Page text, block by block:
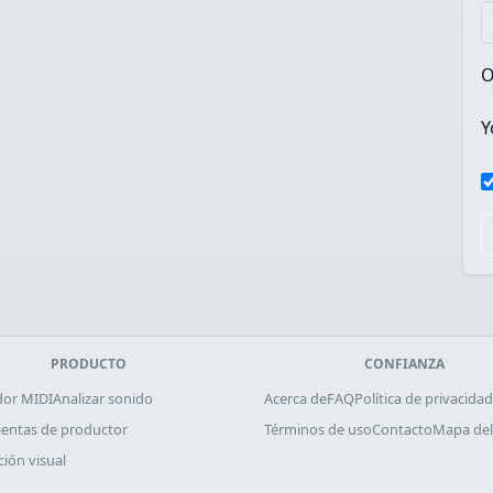
PRODUCTO
MIDIAnalizar sonido
de productor
visual
CONFIANZA
Acerca deFAQPolítica de privacidad
Términos de usoContactoMapa